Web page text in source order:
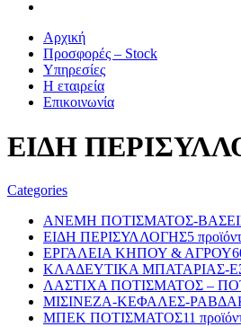
Αρχική
Προσφορές – Stock
Υπηρεσίες
Η εταιρεία
Επικοινωνία
ΕΙΔΗ
Categories
ΑΝΕΜΗ ΠΟΤΙΣΜΑΤΟΣ-
ΕΙΔΗ ΠΕΡΙΣΥΛΛΟΓΗΣ5
ΕΡΓΑΛΕΙΑ ΚΗΠΟΥ & ΑΓΡΟΥ
ΚΛΑΔΕΥΤΙΚΑ ΜΠΑΤΑΡΙΑΣ-
ΛΑΣΤΙΧΑ ΠΟΤΙΣΜΑΤΟΣ –
ΜΙΣΙΝΕΖΑ-ΚΕΦΑΛΕΣ-
ΜΠΕΚ ΠΟΤΙΣΜΑΤΟΣ11